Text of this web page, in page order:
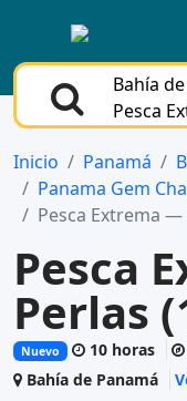
Bahía
Pesca
Inicio Panamá
Panama Gem
Pesca Extrema —
Pesca
Perlas
Nuevo 10 horas
Bahía de Panamá